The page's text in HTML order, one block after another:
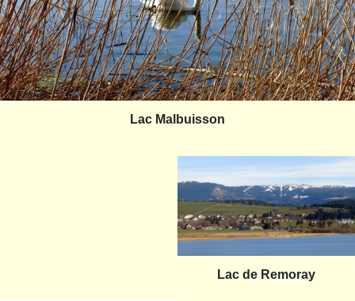
Lac Malbuisson
Lac de Remoray